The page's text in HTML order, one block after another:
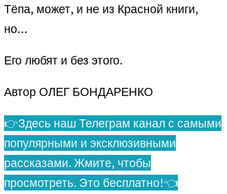
Тёпа, может, и не из Красной книги,
но…
Его любят и без этого.
Автор ОЛЕГ БОНДАРЕНКО
👉Здесь наш Телеграм канал с самыми
популярными и эксклюзивными
рассказами. Жмите, чтобы
просмотреть. Это бесплатно!👈